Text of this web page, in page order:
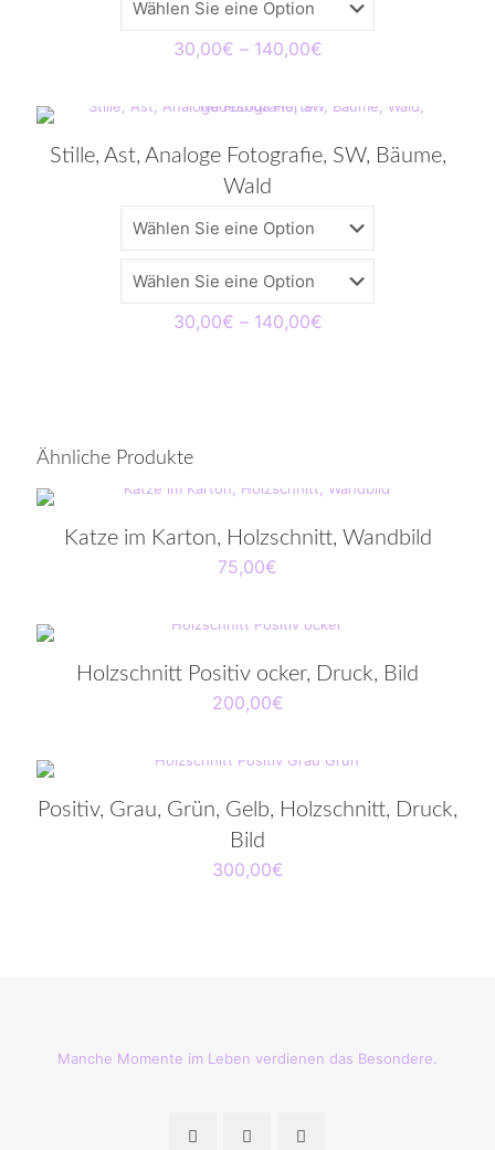
30,00€ – 140,00€Preisspanne:
140,00€
Stille, Ast, Analoge Fotografie, SW, Bäume,
Wald
30,00€ – 140,00€Preisspanne:
Ähnliche Produkte
Katze im Karton, Holzschnitt, Wandbild
75,00€
Holzschnitt Positiv ocker, Druck, Bild
200,00€
Positiv, Grau, Grün, Gelb, Holzschnitt, Druck,
Bild
300,00€
Manche Momente im Leben verdienen das Besondere.